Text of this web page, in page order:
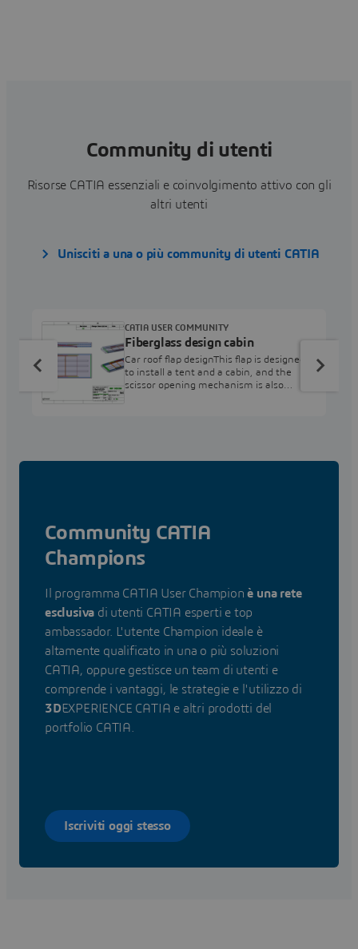
Community di utenti
Risorse CATIA essenziali e coinvolgimento attivo con gli
altri utenti
Unisciti a una o più community di utenti CATIA
Fiberglass design cabin
Car roof flap designThis flap is designed
to install a tent and a cabin, and the
scissor opening mechanism is also
CATIA software
CATIA USER COMMUNITY
Community CATIA
Champions
Il programma CATIA User Championè una rete
esclusiva di utenti CATIA esperti e top
ambassador. L'utente Champion ideale è
altamente qualificato in una o più soluzioni
CATIA, oppure gestisce un team di utenti e
comprende i vantaggi, le strategie e l'utilizzo di
3DEXPERIENCE CATIA e altri prodotti del
portfolio CATIA.
Iscriviti oggi stesso